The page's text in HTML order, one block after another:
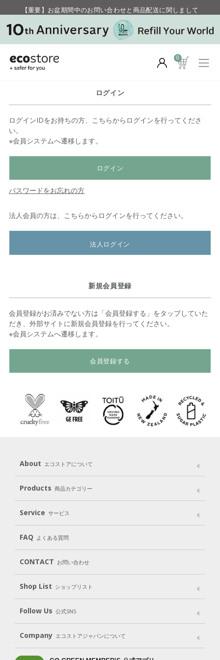
【重要】お盆期間中のお問い合わせと商品配送に関しまして
毎月お得にポイントが貯まる！ “月のポイントアップデー”
0
ログイン
ログインIDをお持ちの方、こちらからログインを行ってくださ
い。
※会員システムへ遷移します。
ログイン
パスワードをお忘れの方
法人会員の方は、こちらからログインを行ってください。
法人ログイン
新規会員登録
会員登録がお済みでない方は「会員登録する」をタップしていた
だき、外部サイトに新規会員登録を行ってください。
※会員システムへ遷移します。
会員登録する
About エコストアについて
メッセージ ブランドストーリー
パッケージへのこだわり
動物実験をしない
Products 商品カテゴリー
Laundry
Cleaning Baby Kids
Body（ボディ） Hair（ヘア） Oral care（オーラルケア）
Goods （グッズ）
Gift set
Service サービス
User Guide
Subscription（定期便）
FAQ よくある質問
CONTACT お問い合わせ
Shop List ショップリスト
Shop List
Follow Us 公式SNS
LINE＠ Instagram Facebook
Company エコストアジャパンについて
会社案内 ご利用規約 プライバシーポリシー